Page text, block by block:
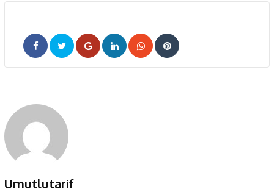
Google+LinkedInWhatsappPinterest
Umutlutarif